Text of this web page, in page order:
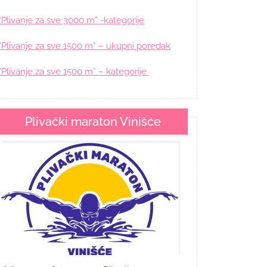
za sve 3000 m” -kategorije
za sve 1500 m” – ukupni poredak
za sve 1500 m” – kategorije
Plivački maraton Vinišće